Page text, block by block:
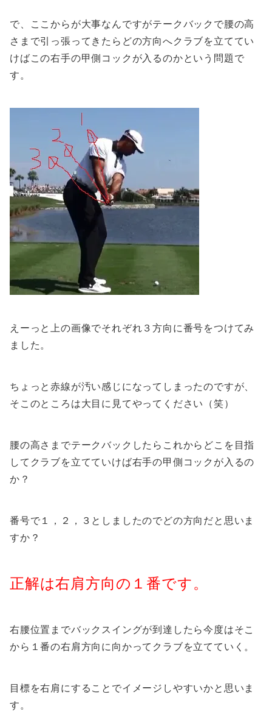
で、ここからが大事なんですがテークバックで腰の高
さまで引っ張ってきたらどの方向へクラブを立ててい
けばこの右手の甲側コックが入るのかという問題で
す。
えーっと上の画像でそれぞれ３方向に番号をつけてみ
ました。
ちょっと赤線が汚い感じになってしまったのですが、
そこのところは大目に見てやってください（笑）
腰の高さまでテークバックしたらこれからどこを目指
してクラブを立てていけば右手の甲側コックが入るの
か？
番号で１，２，３としましたのでどの方向だと思いま
すか？
正解は右肩方向の１番です。
右腰位置までバックスイングが到達したら今度はそこ
から１番の右肩方向に向かってクラブを立てていく。
目標を右肩にすることでイメージしやすいかと思いま
す。